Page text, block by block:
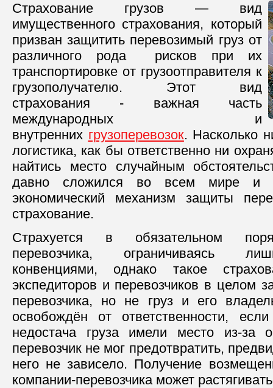
Страхование грузов — вид
имущественного страхования, который
призван защитить перевозимый груз от
различного рода рисков при их
транспортировке от грузоотправителя к
грузополучателю. Этот вид
страхования - важная часть
международных и
внутренних грузоперевозок. Насколько
логистика, как бы ответственно ни
найтись место случайным
давно сложился во всем мире и
экономический механизм защиты
страхование.
Страхуется в обязательном
перевозчика, ограничиваясь
конвенциями, однако такое
экспедиторов и перевозчиков в целом
перевозчика, но не груз и его
освобождён от ответственности,
недостача груза имели место из-за
перевозчик не мог предотвратить,
него не зависело. Получение
компании-перевозчика может